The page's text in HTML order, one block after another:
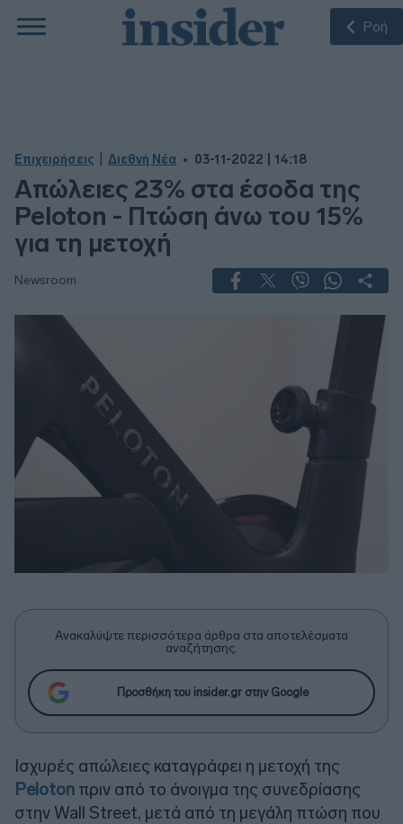
Ροή
Επιχειρήσεις Διεθνή Νέα 03-11-2022 | 14:18
Απώλειες 23% στα έσοδα της
Peloton - Πτώση άνω του 15%
για τη μετοχή
Newsroom
Ανακαλύψτε περισσότερα άρθρα στα αποτελέσματα
αναζήτησης.
Προσθήκη του insider.gr στην Google
Ισχυρές απώλειες καταγράφει η μετοχή της
Peloton πριν από το άνοιγμα της συνεδρίασης
στην Wall Street, μετά από τη μεγάλη πτώση που